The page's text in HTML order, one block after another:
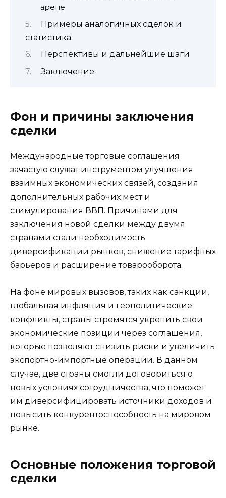
арене
Примеры аналогичных сделок и
статистика
Перспективы и дальнейшие шаги
Заключение
Фон и причины заключения
сделки
Международные торговые соглашения
зачастую служат инструментом улучшения
взаимных экономических связей, создания
дополнительных рабочих мест и
стимулирования ВВП. Причинами для
заключения новой сделки между двумя
странами стали необходимость
диверсификации рынков, снижение тарифных
барьеров и расширение товарооборота.
На фоне мировых вызовов, таких как санкции,
глобальная инфляция и геополитические
конфликты, страны стремятся укрепить свои
экономические позиции через соглашения,
которые позволяют снизить риски и увеличить
экспортно-импортные операции. В данном
случае, две страны смогли договориться о
новых условиях сотрудничества, что поможет
им диверсифицировать источники доходов и
повысить конкурентоспособность на мировом
рынке.
Основные положения торговой
сделки